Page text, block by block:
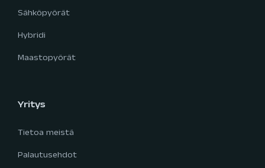
Sähköpyörät
Hybridi
Maastopyörät
Yritys
Tietoa meistä
Palautusehdot